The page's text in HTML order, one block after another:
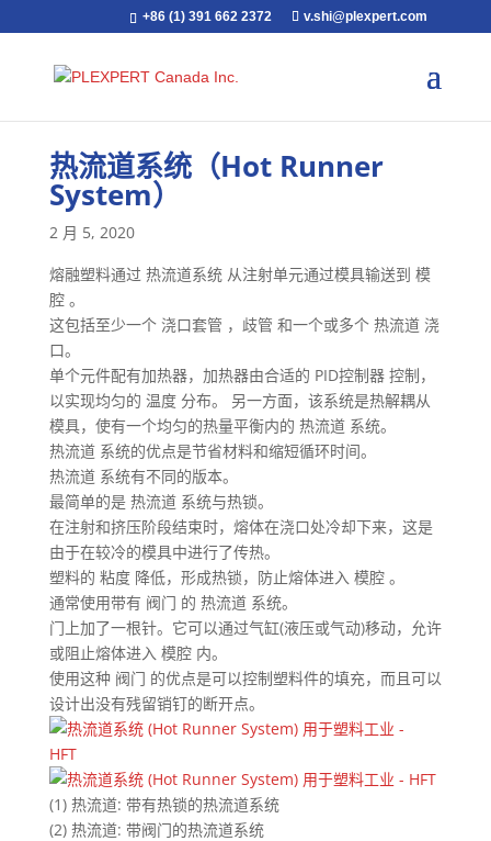
+86 (1) 391 662 2372 v.shi@plexpert.com
热流道系统（Hot Runner
System）
2 月 5, 2020
熔融塑料通过 热流道系统 从注射单元通过模具输送到 模
腔 。
这包括至少一个 浇口套管 ，歧管 和一个或多个 热流道 浇
口。
单个元件配有加热器，加热器由合适的 PID控制器 控制，
以实现均匀的 温度 分布。 另一方面，该系统是热解耦从
模具，使有一个均匀的热量平衡内的 热流道 系统。
热流道 系统的优点是节省材料和缩短循环时间。
热流道 系统有不同的版本。
最简单的是 热流道 系统与热锁。
在注射和挤压阶段结束时，熔体在浇口处冷却下来，这是
由于在较冷的模具中进行了传热。
塑料的 粘度 降低，形成热锁，防止熔体进入 模腔 。
通常使用带有 阀门 的 热流道 系统。
门上加了一根针。它可以通过气缸(液压或气动)移动，允许
或阻止熔体进入 模腔 内。
使用这种 阀门 的优点是可以控制塑料件的填充，而且可以
设计出没有残留销钉的断开点。
(1) 热流道: 带有热锁的热流道系统
(2) 热流道: 带阀门的热流道系统